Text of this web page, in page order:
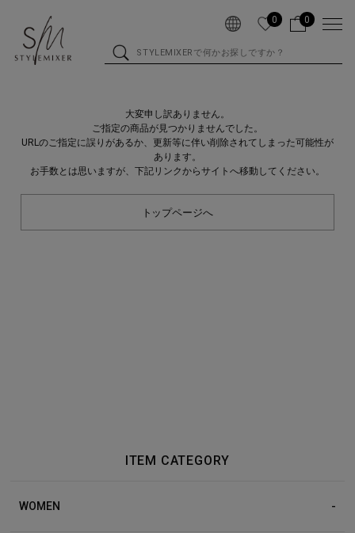
0 0
大変申し訳ありません。
ご指定の商品が見つかりませんでした。
URLのご指定に誤りがあるか、更新等に伴い削除されてしまった可能性が
あります。
お手数とは思いますが、下記リンクからサイトへ移動してください。
トップページへ
ITEM CATEGORY
WOMEN